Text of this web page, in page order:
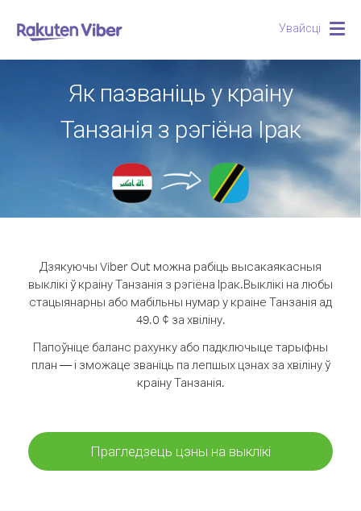
Увайсці
Як пазваніць у краіну
Танзанія з рэгіёна Ірак
Дзякуючы Viber Out можна рабіць высакаякасныя
выклікі ў краіну Танзанія з рэгіёна Ірак.Выклікі на любы
стацыянарны або мабільны нумар у краіне Танзанія ад
49.0 ¢ за хвіліну.
Папоўніце баланс рахунку або падключыце тарыфны
план — і зможаце званіць па лепшых цэнах за хвіліну ў
краіну Танзанія.
Прагледзець цэны на выклікі